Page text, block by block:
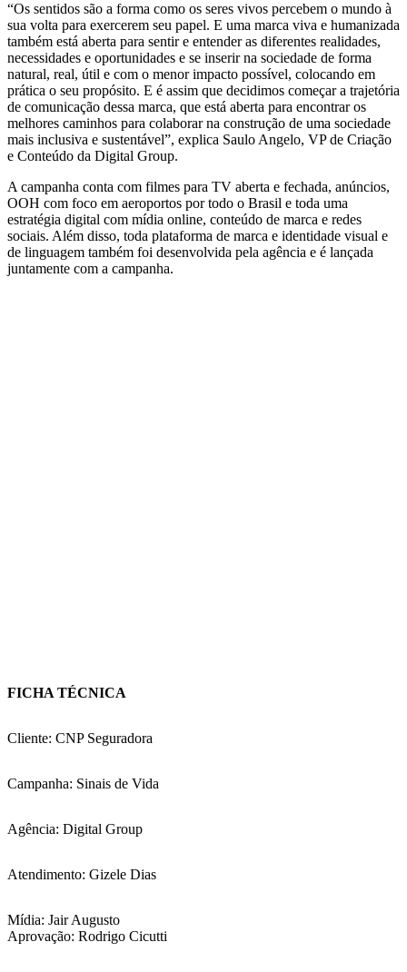
“Os sentidos são a forma como os seres vivos percebem o mundo à
sua volta para exercerem seu papel. E uma marca viva e humanizada
também está aberta para sentir e entender as diferentes realidades,
necessidades e oportunidades e se inserir na sociedade de forma
natural, real, útil e com o menor impacto possível, colocando em
prática o seu propósito. E é assim que decidimos começar a trajetória
de comunicação dessa marca, que está aberta para encontrar os
melhores caminhos para colaborar na construção de uma sociedade
mais inclusiva e sustentável”, explica Saulo Angelo, VP de Criação
e Conteúdo da Digital Group.
A campanha conta com filmes para TV aberta e fechada, anúncios,
OOH com foco em aeroportos por todo o Brasil e toda uma
estratégia digital com mídia online, conteúdo de marca e redes
sociais. Além disso, toda plataforma de marca e identidade visual e
de linguagem também foi desenvolvida pela agência e é lançada
juntamente com a campanha.
FICHA TÉCNICA
Cliente: CNP Seguradora
Campanha: Sinais de Vida
Agência: Digital Group
Atendimento: Gizele Dias
Mídia: Jair Augusto
Aprovação: Rodrigo Cicutti